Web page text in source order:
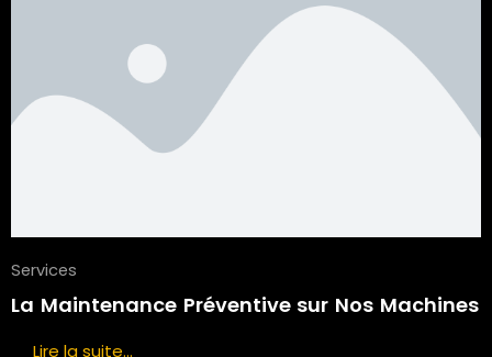
Services
La Maintenance Préventive sur Nos Machines
Lire la suite...